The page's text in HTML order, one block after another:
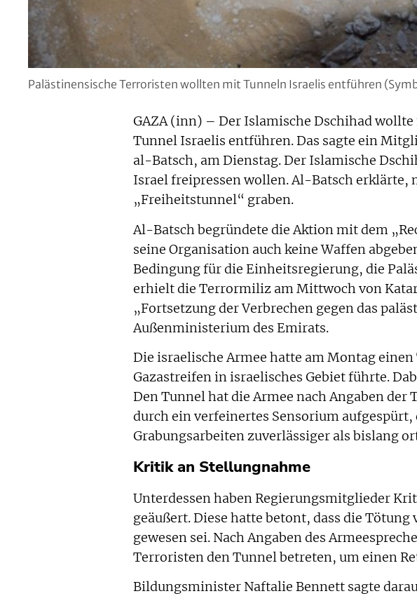
Palästinensische Terroristen wollten mit Tunneln Israelis entführen
GAZA (inn) – Der Islamische Dschihad
Tunnel Israelis entführen. Das sagte ein
al-Batsch, am Dienstag. Der Islamische
Israel freipressen wollen. Al-Batsch erklärte,
„Freiheitstunnel“ graben.
Al-Batsch begründete die Aktion mit dem
seine Organisation auch keine Waffen
Bedingung für die Einheitsregierung, die
erhielt die Terrormiliz am Mittwoch von
„Fortsetzung der Verbrechen gegen das
Außenministerium des Emirats.
Die israelische Armee hatte am Montag
Gazastreifen in israelisches Gebiet führte.
Den Tunnel hat die Armee nach Angaben der
durch ein verfeinertes Sensorium
Grabungsarbeiten zuverlässiger als bislang
Kritik an Stellungnahme
Unterdessen haben Regierungsmitglieder
geäußert. Diese hatte betont, dass die
gewesen sei. Nach Angaben des
Terroristen den Tunnel betreten, um einen
Bildungsminister Naftalie Bennett sagte